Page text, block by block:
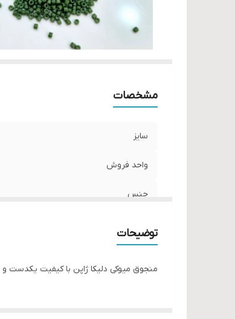
مشخصات
سایز
واحد فروش
جنس
توضیحات
منجوق میوکی دلیکا ژاپن با کیفیت یکدست و